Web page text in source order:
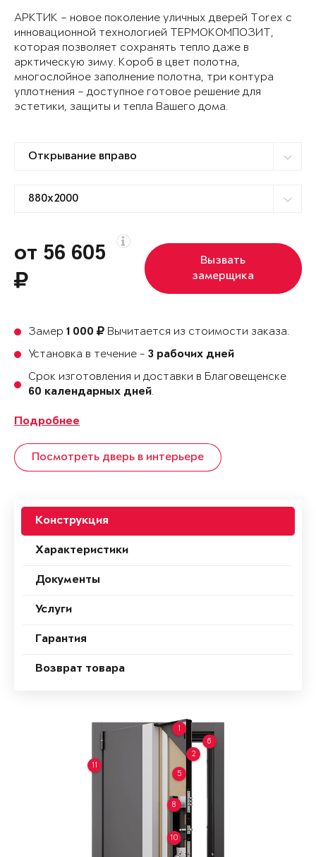
АРКТИК – новое поколение уличных дверей Torex с
инновационной технологией ТЕРМОКОМПОЗИТ,
которая позволяет сохранять тепло даже в
арктическую зиму. Короб в цвет полотна,
многослойное заполнение полотна, три контура
уплотнения – доступное готовое решение для
эстетики, защиты и тепла Вашего дома.
от 56 605
Вызвать
замерщика
Замер 1 000
Вычитается из стоимости заказа.
Установка в течение - 3 рабочих дней
Срок изготовления и доставки в Благовещенске
60 календарных дней.
Подробнее
Посмотреть дверь в интерьере
Конструкция
Характеристики
Документы
Услуги
Гарантия
Возврат товара
1
2
5
6
8
10
11